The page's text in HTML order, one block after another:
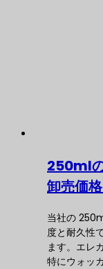
250ml
卸売価
当社の
度と耐久性
ます。エレ
特にウォッ